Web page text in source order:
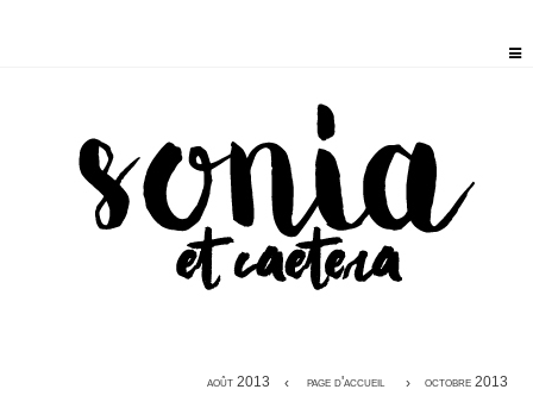
août 2013 page d'accueil octobre 2013